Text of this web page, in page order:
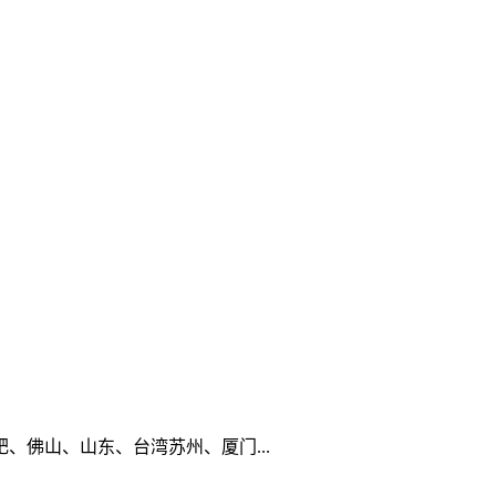
佛山、山东、台湾苏州、厦门...